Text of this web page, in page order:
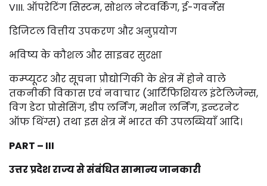
VIII. ऑपरेटिंग सिस्टम, सोशल नेटवर्किंग, ई-गवर्नेस
डिजिटल वित्तीय उपकरण और अनुप्रयोग
भविष्य के कौशल और साइबर सुरक्षा
कम्प्यूटर और सूचना प्रौद्योगिकी के क्षेत्र में होने वाले
तकनीकी विकास एवं नवाचार (आर्टिफिशियल इंटेलिजेन्स,
विग डेटा प्रोसेसिंग, डीप लर्निंग, मशीन लर्निंग, इन्टरनेट
ऑफ थिंग्स) तथा इस क्षेत्र में भारत की उपलब्धियाँ आदि।
PART – III
उत्तर प्रदेश राज्य से संबंधित सामान्य जानकारी